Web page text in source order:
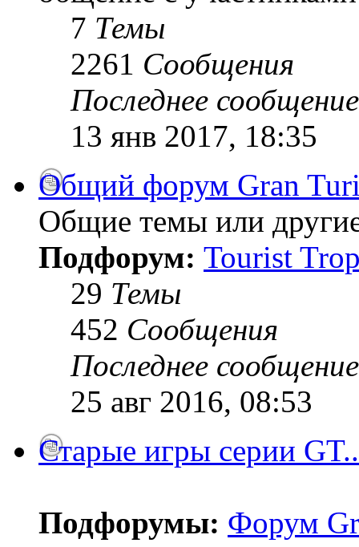
7 Темы
2261 Сообщения
Последнее сообщение
13 янв 2017, 18:35
Общий форум Gran
Общие темы или
Подфорум: Tourist
29 Темы
452 Сообщения
Последнее сообщение
25 авг 2016, 08:53
Старые игры серии
Подфорумы: Форум